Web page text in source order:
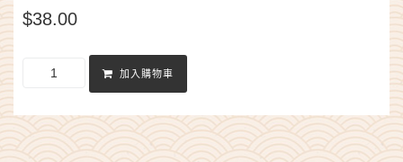
$38.00
加入購物車